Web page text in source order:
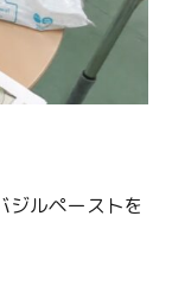
ジルペーストを